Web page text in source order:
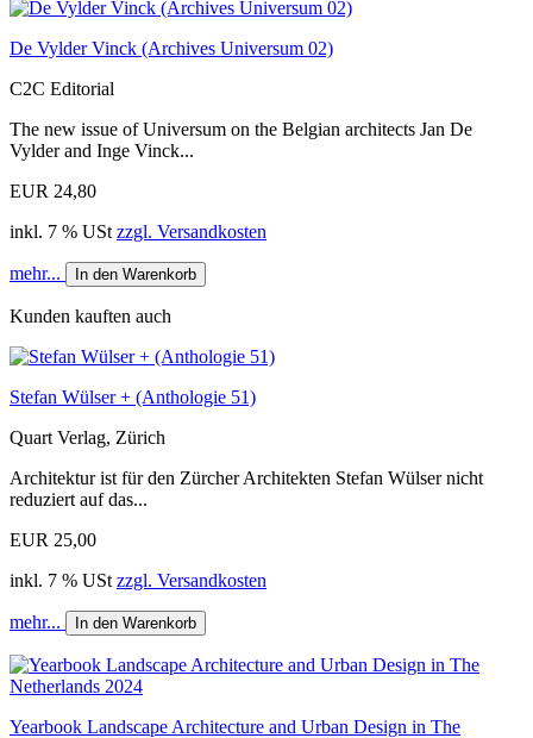
De Vylder Vinck (Archives Universum 02)
C2C Editorial
The new issue of Universum on the Belgian architects Jan De
Vylder and Inge Vinck...
EUR 24,80
inkl. 7 % USt zzgl. Versandkosten
mehr... In den Warenkorb
Kunden kauften auch
Stefan Wülser + (Anthologie 51)
Quart Verlag, Zürich
Architektur ist für den Zürcher Architekten Stefan Wülser nicht
reduziert auf das...
EUR 25,00
inkl. 7 % USt zzgl. Versandkosten
mehr... In den Warenkorb
Yearbook Landscape Architecture and Urban Design in The